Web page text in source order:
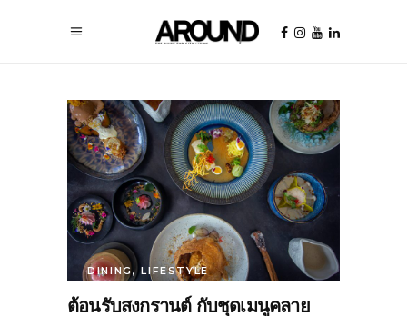
DINING,LIFESTYLE
ต้อนรับสงกรานต์ กับชุดเมนูคลาย